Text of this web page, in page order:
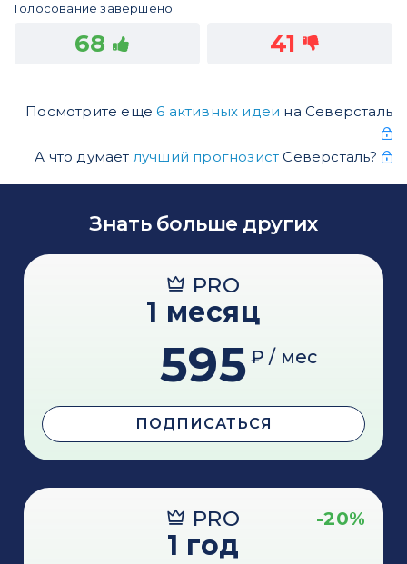
Голосование завершено.
68 41
Посмотрите еще6 активных идеи на Северсталь
А что думает лучший прогнозист Северсталь?
Знать больше других
PRO
1 месяц
595 ₽ / мес
ПОДПИСАТЬСЯ
PRO -20%
1 год